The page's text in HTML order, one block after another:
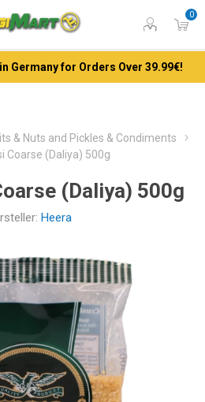
0
Germany for Orders Over 39.99€!
& Nuts and Pickles & Condiments
Coarse (Daliya) 500g
(Daliya) 500g
Heera